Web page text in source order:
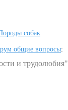
собак
общие вопросы:
и трудолюбия"